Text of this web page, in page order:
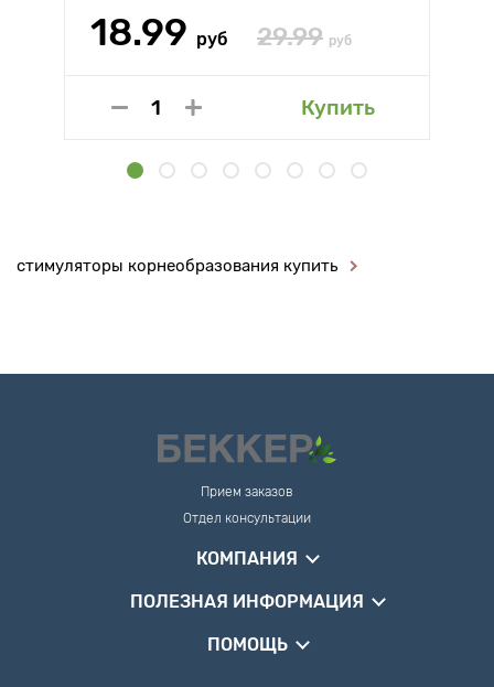
18.99 руб 29.99 руб
Купить
стимуляторы корнеобразования купить
Прием заказов
Отдел консультации
КОМПАНИЯ
ПОЛЕЗНАЯ ИНФОРМАЦИЯ
ПОМОЩЬ